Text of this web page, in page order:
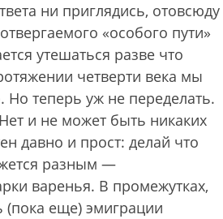
ни приглядись, отовсюду
«особого пути»
утешаться разве что
четверти века мы
Но теперь уж не переделать.
и не может быть никаких
давно и прост: делай что
разным —
варенья. В промежутках,
(пока еще) эмиграции